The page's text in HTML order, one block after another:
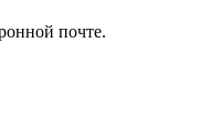
почте.